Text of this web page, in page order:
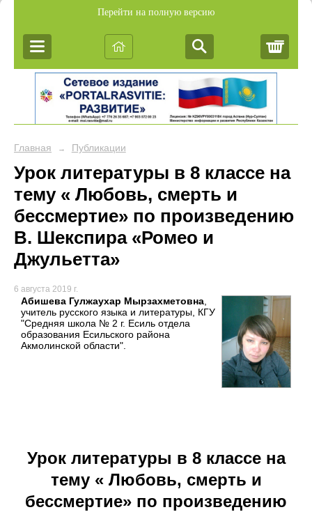
Перейти на полную версию
Главная → Публикации
Урок литературы в 8 классе на
тему « Любовь, смерть и
бессмертие» по произведению
В. Шекспира «Ромео и
Джульетта»
6 августа 2019 г.
Абишева Гулжаухар Мырзахметовна,
учитель русского языка и литературы, КГУ
"Средняя школа № 2 г. Есиль отдела
образования Есильского района
Акмолинской области".
Урок литературы в 8 классе на
тему « Любовь, смерть и
бессмертие» по произведению